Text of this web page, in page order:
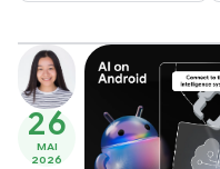
darunter faltbare
Chromebooks und
26
MAI
2026